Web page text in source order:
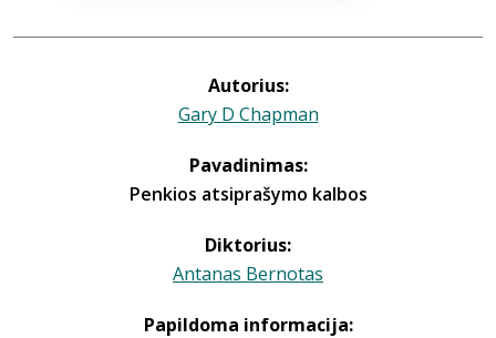
Autorius:
Gary D Chapman
Pavadinimas:
Penkios atsiprašymo kalbos
Diktorius:
Antanas Bernotas
Papildoma informacija: